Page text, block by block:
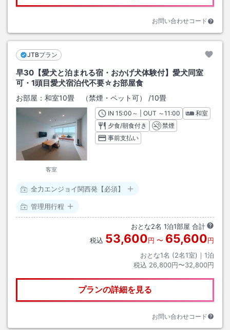
お問い合わせコード
JTBプラン
早30【愛犬と泊まれる宿・おかげ犬体験付】愛犬同室
可・1頭目愛犬宿泊代不要☆お部屋食
お部屋： 和室10畳 （禁煙・ペット可） /10畳
客室
INチェックイン
15:00 ～ | OUT チェックアウト
～11:00
和室
夕食/朝食付き
禁煙
事前支払い
全力エンジョイ関西発【必須】
管理用行程
おとな2名 1泊1部屋 合計
税込 53,600円 〜 65,600円
おとな1名 (2名1室)｜ 1泊
税込 26,800円〜32,800円
プランの詳細を見る
お問い合わせコード